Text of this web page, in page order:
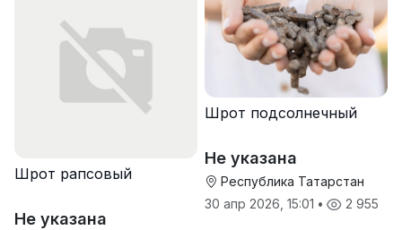
Шрот рапсовый
Не указана
Шрот подсолнечный
Не указана
Республика Татарстан
30 апр 2026, 15:01 • 2 955